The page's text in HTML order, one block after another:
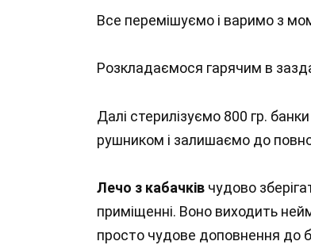
Все перемішуємо і варимо з
Розкладаємося гарячим в
Далі стерилізуємо 800 гр.
рушником і залишаємо до
Лечо з кабачків чудово
приміщенні. Воно виходить
просто чудове доповнення до